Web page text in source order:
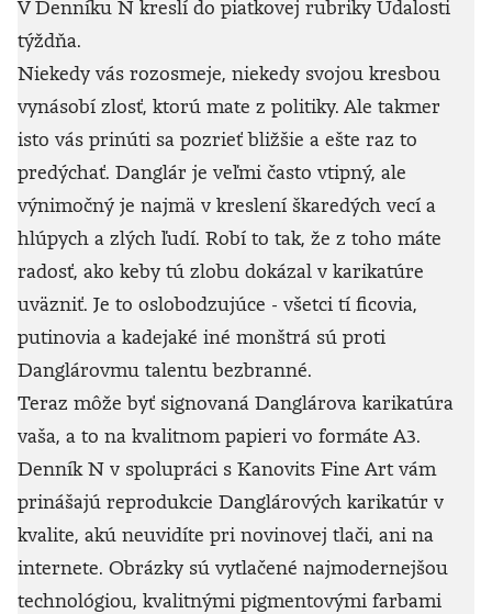
V Denníku N kreslí do piatkovej rubriky Udalosti
týždňa.
Niekedy vás rozosmeje, niekedy svojou kresbou
vynásobí zlosť, ktorú mate z politiky. Ale takmer
isto vás prinúti sa pozrieť bližšie a ešte raz to
predýchať. Danglár je veľmi často vtipný, ale
výnimočný je najmä v kreslení škaredých vecí a
hlúpych a zlých ľudí. Robí to tak, že z toho máte
radosť, ako keby tú zlobu dokázal v karikatúre
uväzniť. Je to oslobodzujúce - všetci tí ficovia,
putinovia a kadejaké iné monštrá sú proti
Danglárovmu talentu bezbranné.
Teraz môže byť signovaná Danglárova karikatúra
vaša, a to na kvalitnom papieri vo formáte A3.
Denník N v spolupráci s Kanovits Fine Art vám
prinášajú reprodukcie Danglárových karikatúr v
kvalite, akú neuvidíte pri novinovej tlači, ani na
internete. Obrázky sú vytlačené najmodernejšou
technológiou, kvalitnými pigmentovými farbami